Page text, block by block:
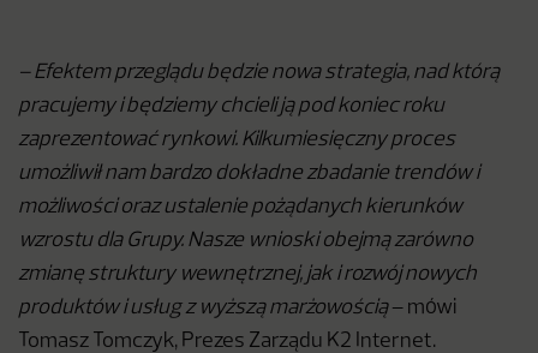
– Efektem przeglądu będzie nowa strategia, nad którą
pracujemy i będziemy chcieli ją pod koniec roku
zaprezentować rynkowi. Kilkumiesięczny proces
umożliwił nam bardzo dokładne zbadanie trendów i
możliwości oraz ustalenie pożądanych kierunków
wzrostu dla Grupy. Nasze wnioski obejmą zarówno
zmianę struktury wewnętrznej, jak i rozwój nowych
produktów i usług z wyższą marżowością– mówi
Tomasz Tomczyk, Prezes Zarządu K2 Internet.